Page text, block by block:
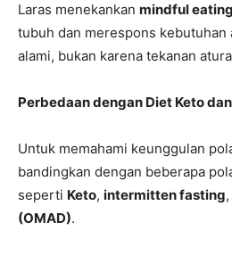
Laras menekankan mindful eating
tubuh dan merespons kebutuhan
alami, bukan karena tekanan
Perbedaan dengan Diet Keto
Untuk memahami keunggulan
bandingkan dengan beberapa
seperti Keto, intermitten fasting
(OMAD).